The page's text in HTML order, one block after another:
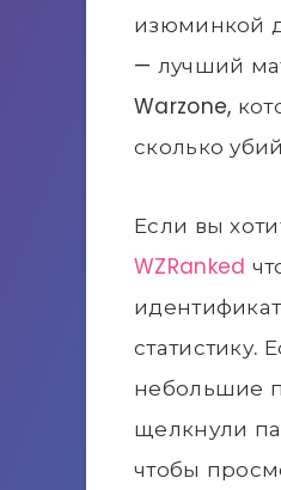
изюминкой
— лучший
Warzone,
сколько
Если вы
WZRanked
статистику.
небольшие
щелкнули
чтобы